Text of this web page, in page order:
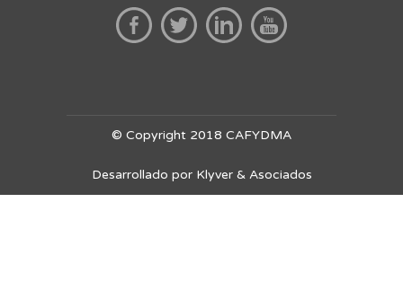
© Copyright 2018 CAFYDMA
Desarrollado por Klyver & Asociados